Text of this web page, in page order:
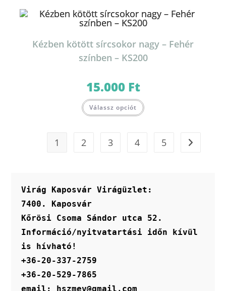
Kézben kötött sírcsokor nagy – Fehér
színben – KS200
15.000 Ft
Válassz opciót
1 2 3 4 5
Virág Kaposvár Virágüzlet:
7400. Kaposvár
Kőrösi Csoma Sándor utca 52.
Információ/nyitvatartási időn kívül
is hívható!
+36-20-337-2759
+36-20-529-7865
email: hszmev@gmail.com